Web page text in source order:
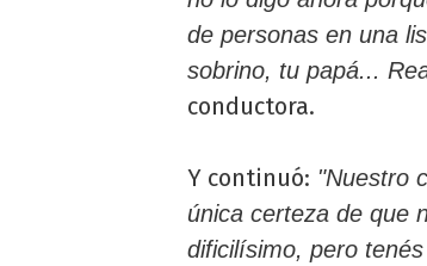
de personas en una
sobrino, tu papá...
conductora.
Y continuó: "Nuestro
única certeza de que
dificilísimo, pero